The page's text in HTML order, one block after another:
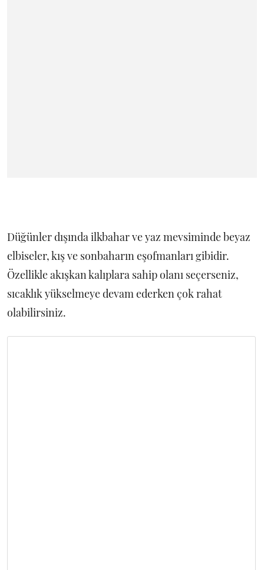
Düğünler dışında ilkbahar ve yaz mevsiminde beyaz
elbiseler, kış ve sonbaharın eşofmanları gibidir.
Özellikle akışkan kalıplara sahip olanı seçerseniz,
sıcaklık yükselmeye devam ederken çok rahat
olabilirsiniz.